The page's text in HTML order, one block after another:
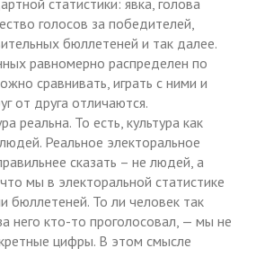
голосов за победителей,
бюллетеней и так далее.
равномерно распределен по
сравнивать, играть с ними и
от друга отличаются.
реальна. То есть, культура как
Реальное электоральное
сказать – не людей, а
мы в электоральной статистике
бюллетеней. То ли человек так
него кто-то проголосовал, — мы не
цифры. В этом смысле